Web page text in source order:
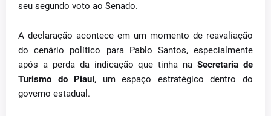
seu segundo voto ao Senado.
A declaração acontece em um momento de reavaliação
do cenário político para Pablo Santos, especialmente
após a perda da indicação que tinha naSecretaria de
Turismo do Piauí, um espaço estratégico dentro do
governo estadual.